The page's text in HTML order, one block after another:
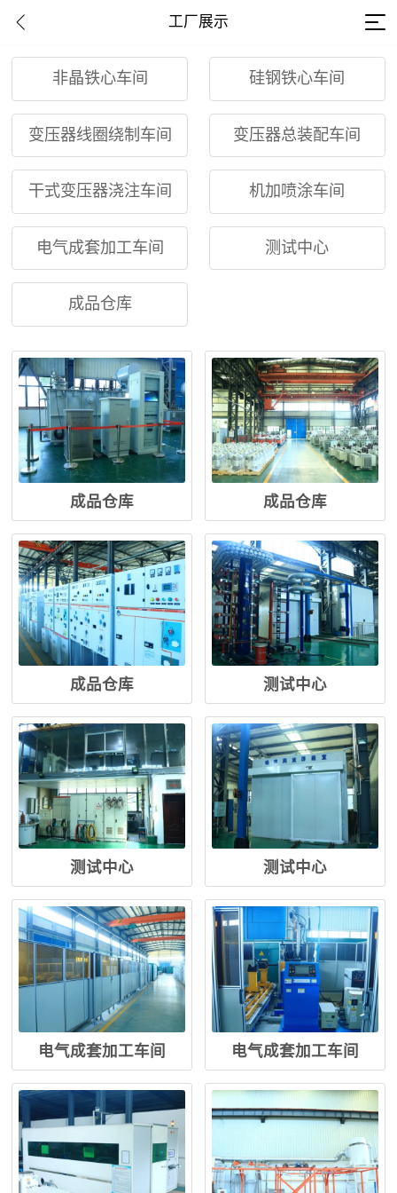
工厂展示
非晶铁心车间 硅钢铁心车间
变压器线圈绕制车间 变压器总装配车间
干式变压器浇注车间 机加喷涂车间
电气成套加工车间 测试中心
成品仓库
成品仓库 成品仓库
成品仓库 测试中心
测试中心 测试中心
电气成套加工车间 电气成套加工车间